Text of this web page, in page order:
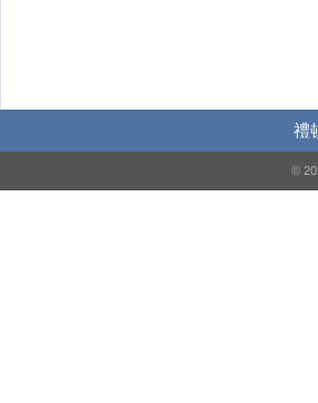
禮
©